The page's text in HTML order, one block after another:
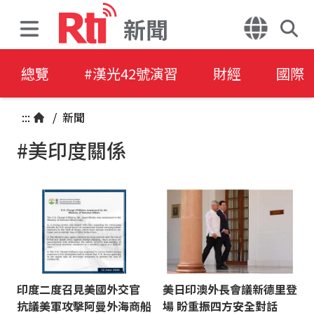
新聞
總覽 #漢光42號演習 財經 國際
::: / 新聞
#美印度關係
印度二度召見美國外交官
抗議美軍攻擊阿曼外海商船
美日印澳外長會議新德里登
場 盼重振四方安全對話